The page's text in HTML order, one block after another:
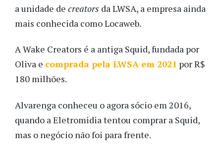
a unidade de creators da LWSA, a empresa ainda
mais conhecida como Locaweb.
A Wake Creators é a antiga Squid, fundada por
Oliva e comprada pela LWSA em 2021 por R$
180 milhões.
Alvarenga conheceu o agora sócio em 2016,
quando a Eletromidia tentou comprar a Squid,
mas o negócio não foi para frente.